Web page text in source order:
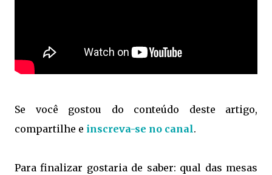
Se você gostou do conteúdo deste artigo,
compartilhe e inscreva-se no canal.
Para finalizar gostaria de saber: qual das mesas